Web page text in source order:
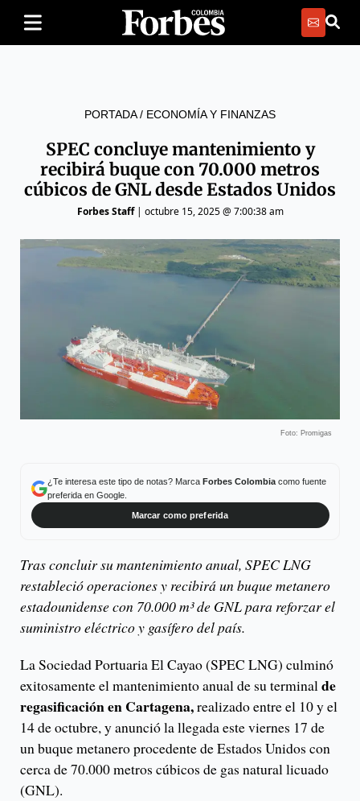
PORTADA/ ECONOMÍA Y FINANZAS
SPEC concluye mantenimiento y
recibirá buque con 70.000 metros
cúbicos de GNL desde Estados Unidos
Forbes Staff| octubre 15, 2025 @ 7:00:38 am
Foto: Promigas
¿Te interesa este tipo de notas? Marca Forbes Colombiacomo fuente
preferida en Google.
Marcar como preferida
Tras concluir su mantenimiento anual, SPEC LNG
restableció operaciones y recibirá un buque metanero
estadounidense con 70.000 m³ de GNL para reforzar el
suministro eléctrico y gasífero del país.
La Sociedad Portuaria El Cayao (SPEC LNG) culminó
exitosamente el mantenimiento anual de su terminalde
regasificación en Cartagena,realizado entre el 10 y el
14 de octubre, y anunció la llegada este viernes 17 de
un buque metanero procedente de Estados Unidos con
cerca de 70.000 metros cúbicos de gas natural licuado
(GNL).